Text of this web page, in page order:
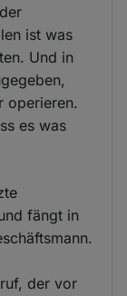
ist was
Und in
operieren.
es was
fängt in
der vor